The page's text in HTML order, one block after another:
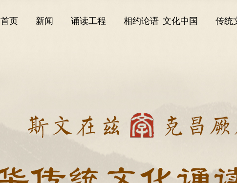
首页 新闻 诵读工程 相约论语 文化中国 传统